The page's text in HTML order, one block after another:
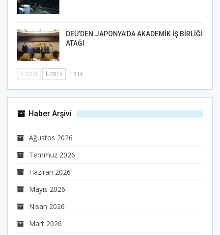
DEÜ’DEN JAPONYA’DA AKADEMİK İŞ BİRLİĞİ
ATAĞI
GERI İLERI 1 314
Haber Arşivi
Ağustos 2026
Temmuz 2026
Haziran 2026
Mayıs 2026
Nisan 2026
Mart 2026